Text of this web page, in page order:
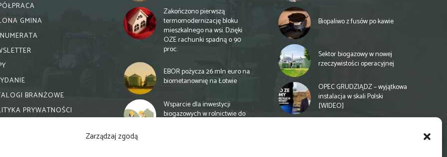
Zarządzaj zgodą
GMINA
BRANŻOWE
PRYWATNOŚCI
Zakończono pierwszą
termomodernizację bloku
mieszkalnego na wsi. Dzięki
OZE rachunki spadną o 90
proc.
EBOR pożycza 26 mln euro na
biometanownię na Łotwie
Wsparcie dla inwestycji
biogazowych w rolnictwie do
Biopaliwo z fusów po kawie
Sektor biogazowy w nowej
rzeczywistości operacyjnej
OPEC GRUDZIĄDZ – wyjątkowa
instalacja w skali Polski
[WIDEO]